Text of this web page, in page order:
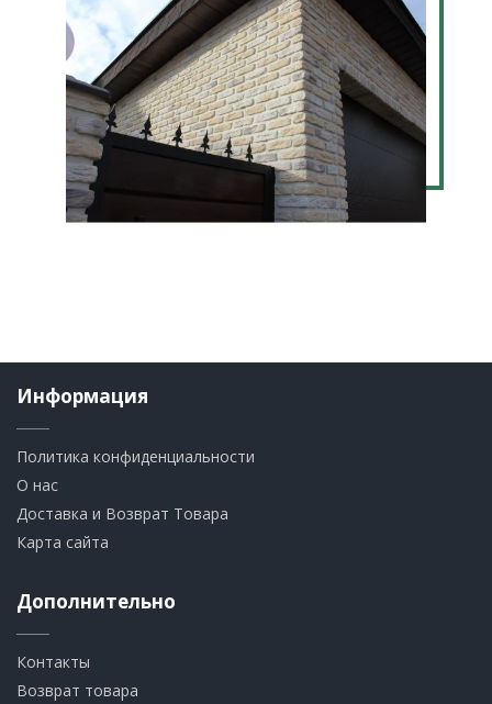
Информация
Политика конфиденциальности
О нас
Доставка и Возврат Товара
Карта сайта
Дополнительно
Контакты
Возврат товара